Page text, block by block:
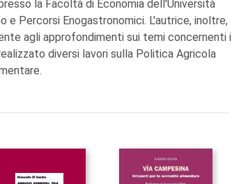
la Facoltà di Economia dell'Università
e Percorsi Enogastronomici. L'autrice, inoltre,
agli approfondimenti sui temi concernenti i
diversi lavori sulla Politica Agricola